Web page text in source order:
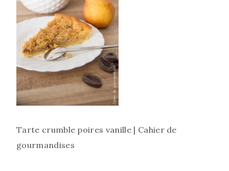
Tarte crumble poires vanille | Cahier de
gourmandises